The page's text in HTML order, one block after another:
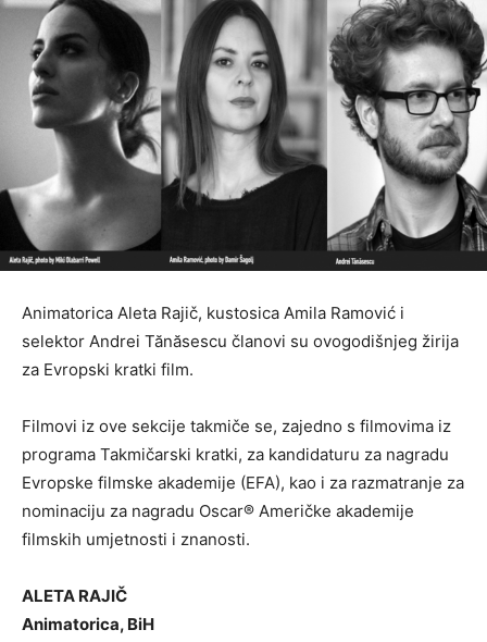
Animatorica Aleta Rajič, kustosica Amila Ramović i
selektor Andrei Tănăsescu članovi su ovogodišnjeg žirija
za Evropski kratki film.
Filmovi iz ove sekcije takmiče se, zajedno s filmovima iz
programa Takmičarski kratki, za kandidaturu za nagradu
Evropske filmske akademije (EFA), kao i za razmatranje za
nominaciju za nagradu Oscar® Američke akademije
filmskih umjetnosti i znanosti.
ALETA RAJIČ
Animatorica, BiH